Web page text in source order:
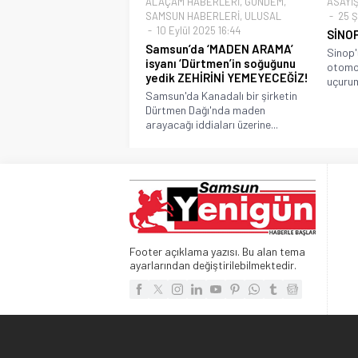
SAMSUN HABERLERİ, ULUSAL
10 Eylül 2025 16:44
Samsun’da ‘MADEN ARAMA’
isyanı ‘Dürtmen’in soğuğunu
yedik ZEHİRİNİ YEMEYECEĞİZ!
Samsun'da Kanadalı bir şirketin
Dürtmen Dağı'nda maden
arayacağı iddiaları üzerine...
25
Footer açıklama yazısı. Bu alan tema
ayarlarından değiştirilebilmektedir.